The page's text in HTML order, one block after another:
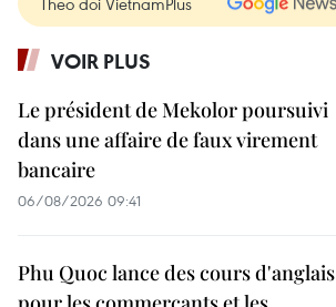
VOIR PLUS
Le président de Mekolor poursuivi
dans une affaire de faux virement
bancaire
06/08/2026 09:41
Phu Quoc lance des cours d'anglais